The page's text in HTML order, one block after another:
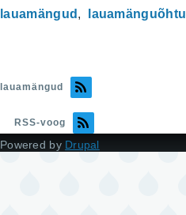
lauamängud lauamänguõhtu
lauamängud
RSS-voog
Powered by Drupal